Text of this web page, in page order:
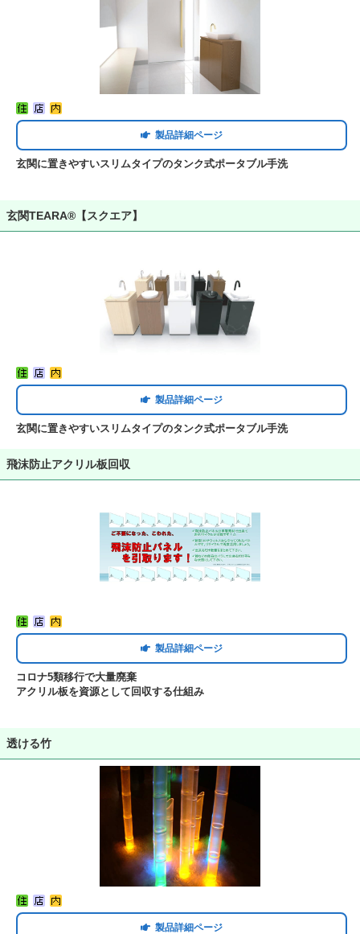
製品詳細ページ
玄関に置きやすいスリムタイプのタンク式ポータブル手洗
玄関TEARA®【スクエア】
製品詳細ページ
玄関に置きやすいスリムタイプのタンク式ポータブル手洗
飛沫防止アクリル板回収
製品詳細ページ
コロナ5類移行で大量廃棄
アクリル板を資源として回収する仕組み
透ける竹
製品詳細ページ